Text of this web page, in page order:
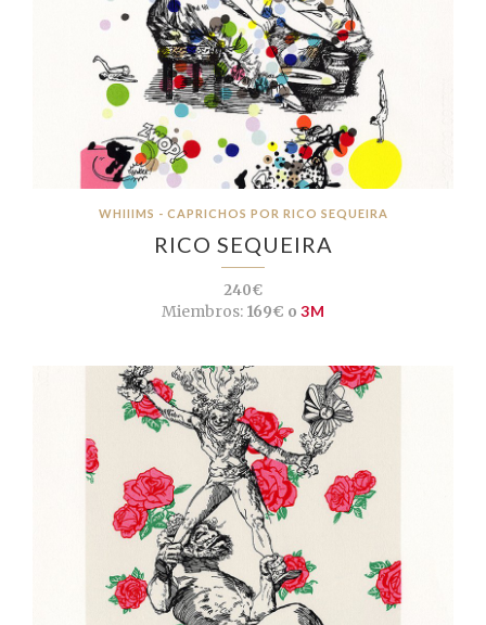
WHIIIMS - CAPRICHOS POR RICO SEQUEIRA
RICO SEQUEIRA
240€
Miembros:169€ o 3M